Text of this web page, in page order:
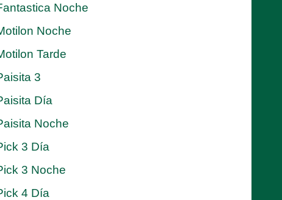
Noche
Noche
Tarde
3
Día
Noche
3 Día
3 Noche
4 Día